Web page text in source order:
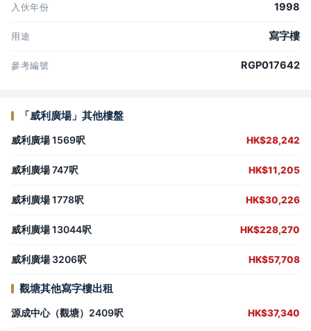
入伙年份 1998
用途 寫字樓
參考編號 RGP017642
「威利廣場」其他樓盤
威利廣場 1569呎 HK$28,242
威利廣場 747呎 HK$11,205
威利廣場 1778呎 HK$30,226
威利廣場 13044呎 HK$228,270
威利廣場 3206呎 HK$57,708
觀塘其他寫字樓出租
源成中心（觀塘）2409呎 HK$37,340